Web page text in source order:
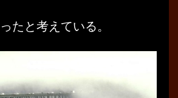
たと考えている。